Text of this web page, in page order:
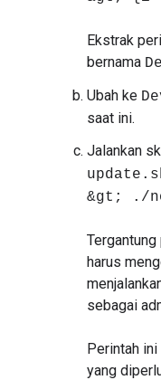
Ekstrak
bernama
Ubah ke
saat ini.
Jalankan
&gt; ./
harus
sebagai
Perintah
yang